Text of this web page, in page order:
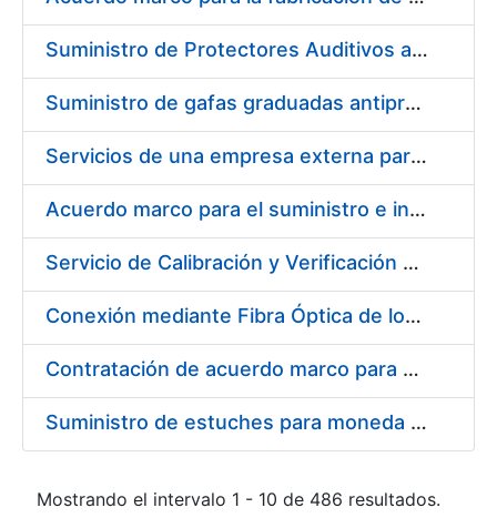
Suministro de Protectores Auditivos a medida para las personas trabajadoras de los Centros de Trabajo de Madrid y Burgos
Suministro de gafas graduadas antiproyecciones para los trabajadores de la FNMT-RCM en los centros de trabajo de Madrid y Burgos
Servicios de una empresa externa para el asesoramiento y resolución de los recursos de alzada que se presentan relacionados con procesos de selección para la FNMT-RCM
Acuerdo marco para el suministro e instalación de persianas, estores y otros complementos
Servicio de Calibración y Verificación Externa de los Equipos de Medición del Servicio de Prevención de la FNMT-RCM
Conexión mediante Fibra Óptica de los Centros de Proceso de Datos (CPDs) de las sedes de la FNMT-RCM de Burgos y Madrid
Contratación de acuerdo marco para el Suministro de Material de Electricidad para la Fábrica Nacional de Moneda y Timbre-Real Casa de la Moneda en su centro de trabajo de Burgos
Suministro de estuches para moneda de 30 €
Mostrando el intervalo 1 - 10 de 486 resultados.